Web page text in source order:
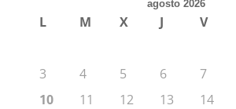
agosto 2026
L M X J V
3
4 5 6 7
10
11 12 13 14